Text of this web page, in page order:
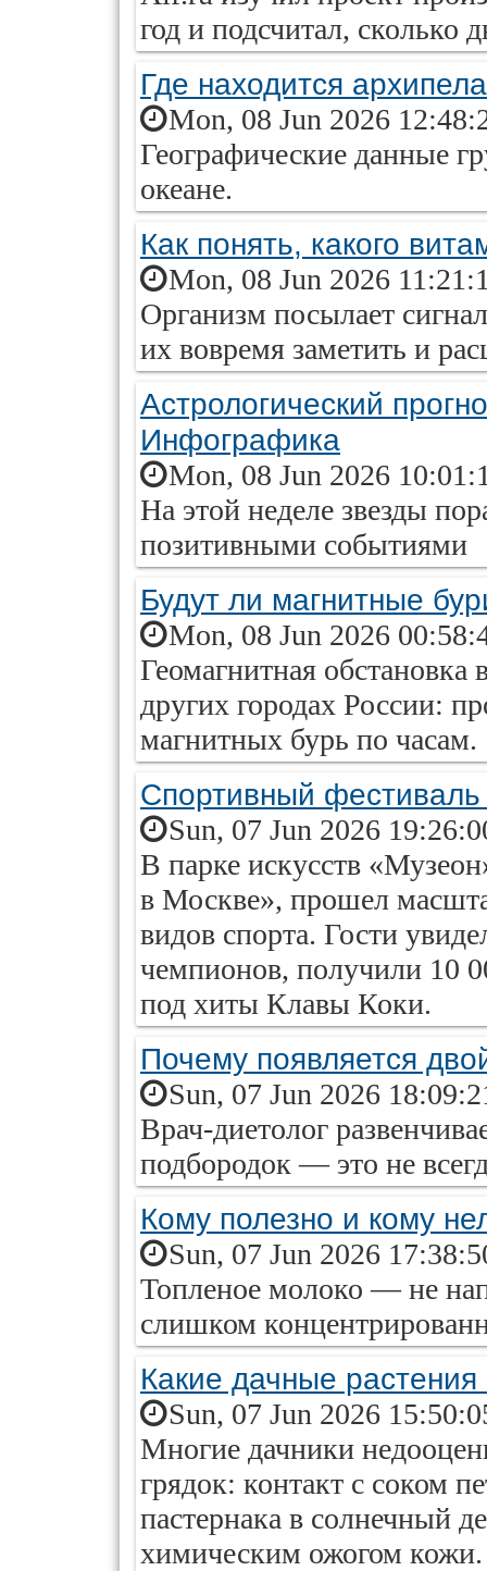
год и подсчитал, сколько
Где находится
Mon, 08 Jun 2026
Географические данные
океане.
Как понять, какого
Mon, 08 Jun 2026
Организм посылает
их вовремя заметить и
Астрологический
Инфографика
Mon, 08 Jun 2026
На этой неделе звезды
позитивными событиями
Будут ли магнитные
Mon, 08 Jun 2026
Геомагнитная
других городах России:
магнитных бурь по часам.
Спортивный
Sun, 07 Jun 2026
В парке искусств
в Москве», прошел
видов спорта. Гости
чемпионов, получили 10
под хиты Клавы Коки.
Почему появляется
Sun, 07 Jun 2026
Врач-диетолог
подбородок — это не
Кому полезно и кому
Sun, 07 Jun 2026
Топленое молоко — не
слишком
Какие дачные
Sun, 07 Jun 2026
Многие дачники
грядок: контакт с соком
пастернака в солнечный
химическим ожогом кожи.